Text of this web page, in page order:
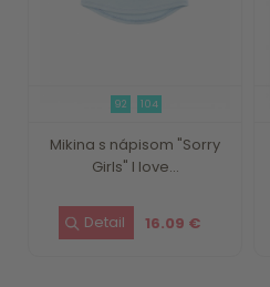
Mikina s nápisom "Sorry
Girls" I love...
16.09 €
92 104